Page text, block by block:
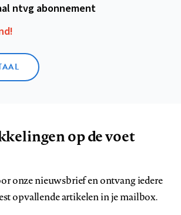
ntvg abonnement
op de voet
onze nieuwsbrief en ontvang iedere
opvallende artikelen in je mailbox.